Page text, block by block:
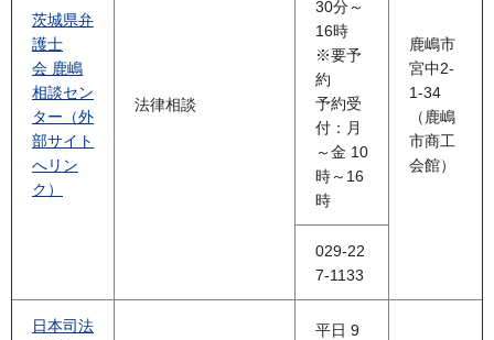
茨城県弁
護士
会 鹿嶋
相談セン
ター（外
部サイト
へリン
ク）
法律相談
30分～
16時
※要予
約
予約受
付：月
～金 10
時～16
時
鹿嶋市
宮中2-
1-34
（鹿嶋
市商工
会館）
029-22
7-1133
日本司法
平日 9